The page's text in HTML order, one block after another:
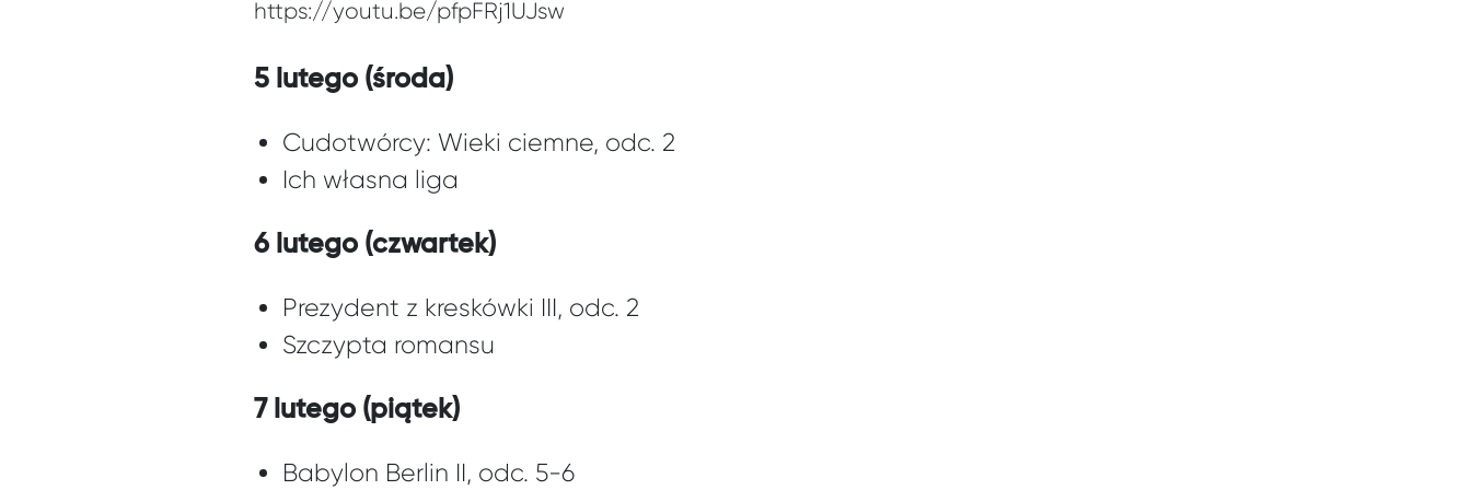
https://youtu.be/pfpFRj1UJsw
5 lutego (środa)
Cudotwórcy: Wieki ciemne, odc. 2
Ich własna liga
6 lutego (czwartek)
Prezydent z kreskówki III, odc. 2
Szczypta romansu
7 lutego (piątek)
Babylon Berlin II, odc. 5-6